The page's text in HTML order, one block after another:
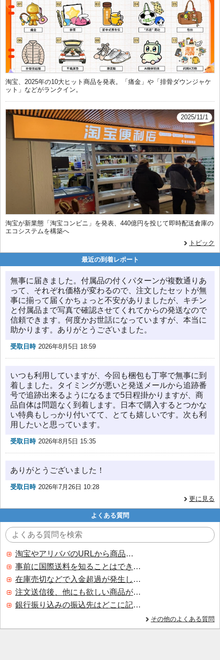
淘宝、2025年の10大ヒット商品を発表。「痛金」や「排骨ダウンジャケ
ット」などがランクイン。
2025/11/1
淘宝が新業態「淘宝コンビニ」を発表、440億円を投じて即時配送倉庫の
エコシステムを構築へ
トピック
最近の到着レポート
無事に届きました。付属品の付くパターンが複数通りあ
って、それぞれ価格が変わるので、注文したセットが無
事に揃って届くかちょっと不安がありましたが、キチン
と付属品まで写真で確認させてくれてからの発送なので
信頼できます。何度かお世話になっていますが、本当に
助かります。ありがとうございました。
受取日時 2026年8月5日 18:59
いつも利用していますが、今回も梱包も丁寧で無事に到
着しました。タイミングが悪いと発送メールから追跡番
号で追跡出来るようになるまで5日程掛かりますが、商
品自体は問題なく到着します。日本で購入するとつかな
い特典もしっかり付いてて、とても嬉しいです。次も利
用したいと思っています。
受取日時 2026年8月5日 15:35
ありがとうございました！
受取日時 2026年7月26日 10:28
更に見る
よくある質問
淘宝やアリババのURLから商品を探すことはできますか？
事前に国際送料を知ることはできますか？
在庫売切などで入金超過が発生した場合はいつ返金されますか？
注文送信後、他にも欲しい商品が見つかった場合、追加注文できますか？
銀行振り込みの振込先はどこに記載されていますか？
その他のよくある質問